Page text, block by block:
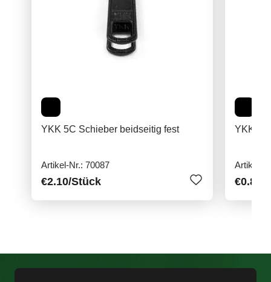
YKK 5C Schieber beidseitig fest
Artikel-Nr.: 70087
€2.10/Stück
YKK
Artikel-
€0.80